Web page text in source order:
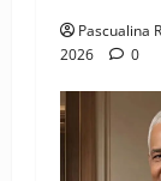
Pascualina
2026
0